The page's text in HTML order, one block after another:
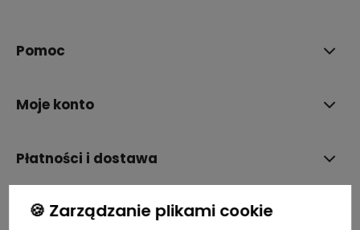
Pomoc
Moje konto
Płatności i dostawa
Informacje
🍪 Zarządzanie plikami cookie